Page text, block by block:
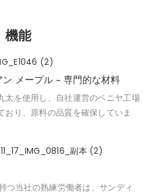
機能
メープル - 専門的な材料
太を使用し、自社運営のベニヤ工場
おり、原料の品質を確保していま
つ当社の熟練労働者は、サンディ